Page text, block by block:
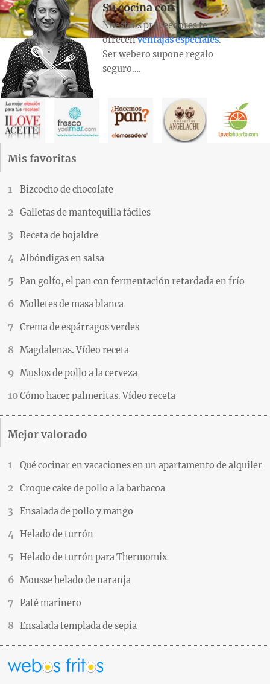
Su cocina con
Nuestros proveedores te
ofrecenventajas especiales.
Ser webero supone regalo
seguro….
Mis favoritas
Bizcocho de chocolate
Galletas de mantequilla fáciles
Receta de hojaldre
Albóndigas en salsa
Pan golfo, el pan con fermentación retardada en frío
Molletes de masa blanca
Crema de espárragos verdes
Magdalenas. Vídeo receta
Muslos de pollo a la cerveza
Cómo hacer palmeritas. Vídeo receta
Mejor valorado
Qué cocinar en vacaciones en un apartamento de alquiler
Croque cake de pollo a la barbacoa
Ensalada de pollo y mango
Helado de turrón
Helado de turrón para Thermomix
Mousse helado de naranja
Paté marinero
Ensalada templada de sepia